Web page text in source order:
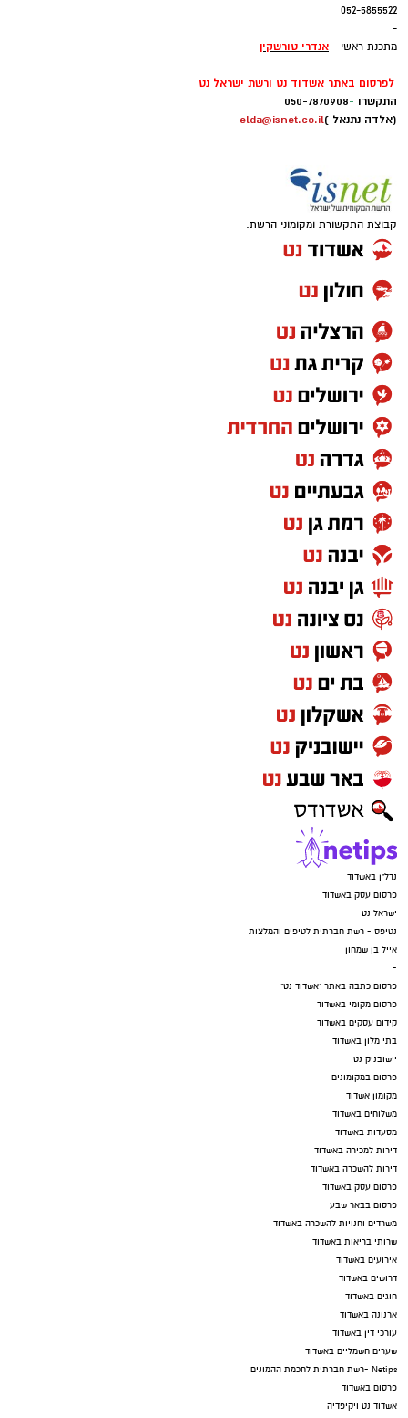
052-5855522
-
מתכנת ראשי - אנדרי טורשקין
__________________________
לפרסום באתר אשדוד נט ורשת ישראל נט
התקשרו -
050-7870908
(אלדה נתנאל )elda@isnet.co.il
קבוצת התקשורת ומקומוני הרשת:
נדל"ן באשדוד
פרסום עסק באשדוד
ישראל נט
נטיפס - רשת חברתית לטיפים והמלצות
אייל בן שמחון
-
פרסום כתבה באתר "אשדוד נט"
פרסום מקומי באשדוד
קידום עסקים באשדוד
בתי מלון באשדוד
יישובניק נט
פרסום במקומונים
מקומון אשדוד
משלוחים באשדוד
מסעדות באשדוד
דירות למכירה באשדוד
דירות להשכרה באשדוד
פרסום עסק באשדוד
פרסום בבאר שבע
משרדים וחנויות להשכרה באשדוד
שרותי בריאות באשדוד
אירועים באשדוד
דרושים באשדוד
חוגים באשדוד
ארנונה באשדוד
עורכי דין באשדוד
שערים חשמליים באשדוד
Netips -רשת חברתית לחכמת ההמונים
פרסום באשדוד
אשדוד נט ויקיפדיה